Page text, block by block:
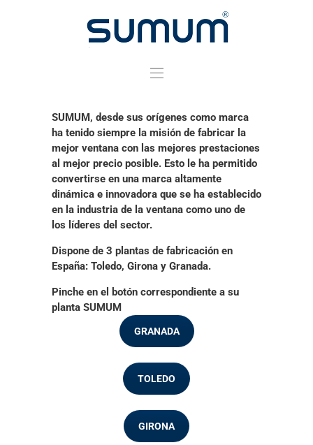
Deslizantes
Complementos
Instalación y
Garantía
Sostenibilidad
Proyectos
PrefWeb
Contacto
SUMUM, desde sus orígenes como marca
ha tenido siempre la misión de fabricar la
mejor ventana con las mejores prestaciones
al mejor precio posible. Esto le ha permitido
convertirse en una marca altamente
dinámica e innovadora que se ha establecido
en la industria de la ventana como uno de
los líderes del sector.
Dispone de 3 plantas de fabricación en
España: Toledo, Girona y Granada.
Pinche en el botón correspondiente a su
planta SUMUM
GRANADA
TOLEDO
GIRONA